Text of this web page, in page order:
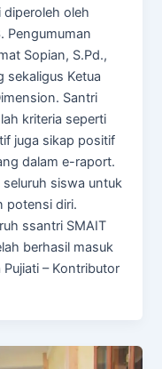
oleh
Pengumuman
Sopian, S.Pd.,
sekaligus Ketua
Santri
kriteria seperti
juga sikap positif
dalam e-raport.
siswa untuk
potensi diri.
ssantri SMAIT
berhasil masuk
– Kontributor